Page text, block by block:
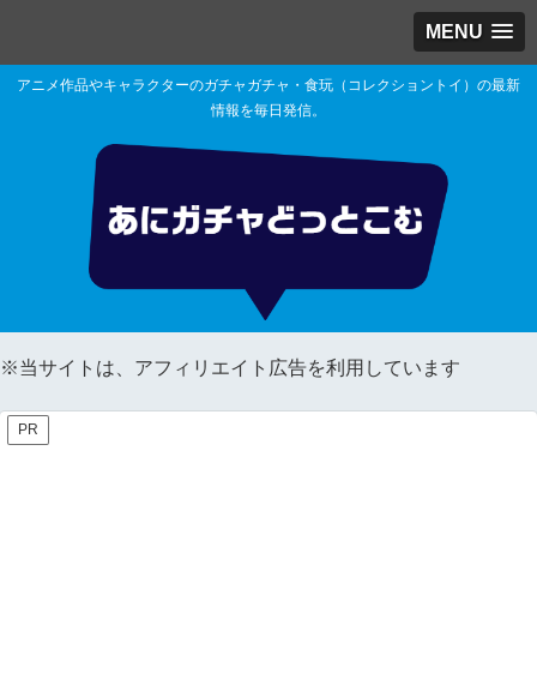
MENU
アニメ作品やキャラクターのガチャガチャ・食玩（コレクショントイ）の最新
情報を毎日発信。
※当サイトは、アフィリエイト広告を利用しています
PR